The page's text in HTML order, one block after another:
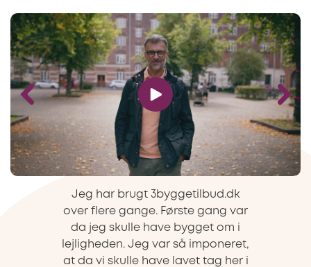
Jeg har brugt 3byggetilbud.dk
over flere gange. Første gang var
da jeg skulle have bygget om i
lejligheden. Jeg var så imponeret,
at da vi skulle have lavet tag her i